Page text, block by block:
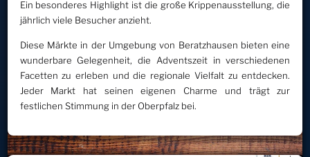
Ein besonderes Highlight ist die große Krippenausstellung, die
jährlich viele Besucher anzieht.
Diese Märkte in der Umgebung von Beratzhausen bieten eine
wunderbare Gelegenheit, die Adventszeit in verschiedenen
Facetten zu erleben und die regionale Vielfalt zu entdecken.
Jeder Markt hat seinen eigenen Charme und trägt zur
festlichen Stimmung in der Oberpfalz bei.